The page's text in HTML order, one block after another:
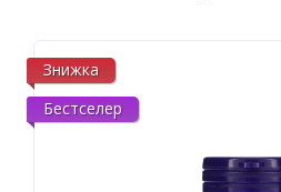
Знижка
Бестселер